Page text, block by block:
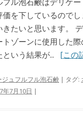
価を下しているので
きたいと思います。
ゾーンに使用した
いう結果が... [この
ジュフルフル泡石鹸 | タグ:
年7月10日 |